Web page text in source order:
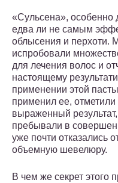
«Сульсена», особенно
едва ли не самым
облысения и перхоти.
испробовали
для лечения волос и
настоящему
применении этой
применил ее,
выраженный
пребывали в
уже почти отказались
объемную шевелюру.
В чем же секрет этого